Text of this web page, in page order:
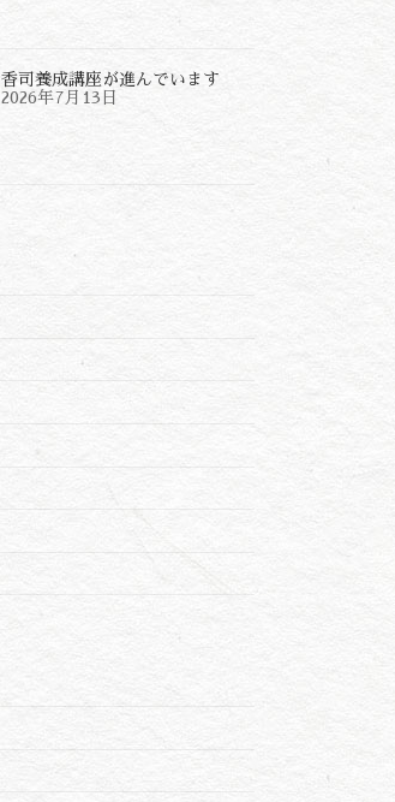
香司養成講座が進んでいます
2026年7月13日